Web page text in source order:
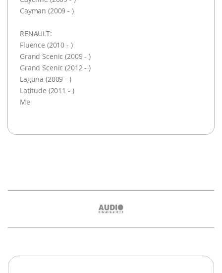
Cayman (2009 - )
RENAULT:
Fluence (2010 - )
Grand Scenic (2009 - )
Grand Scenic (2012 - )
Laguna (2009 - )
Latitude (2011 - )
Me